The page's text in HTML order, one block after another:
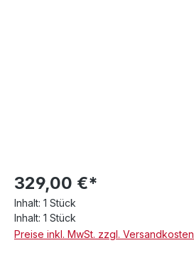
329,00 €*
Inhalt: 1 Stück
Inhalt: 1 Stück
Preise inkl. MwSt. zzgl. Versandkosten